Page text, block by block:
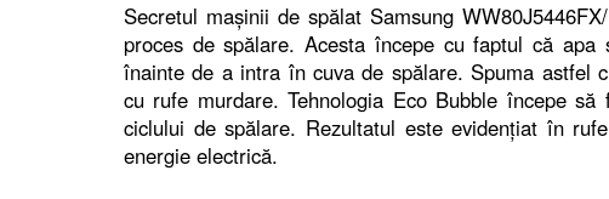
Secretul mașinii de spălat Samsung
proces de spălare. Acesta începe cu faptul că
înainte de a intra în cuva de spălare. Spuma astfel
cu rufe murdare. Tehnologia Eco Bubble începe
ciclului de spălare. Rezultatul este evidențiat în
energie electrică.